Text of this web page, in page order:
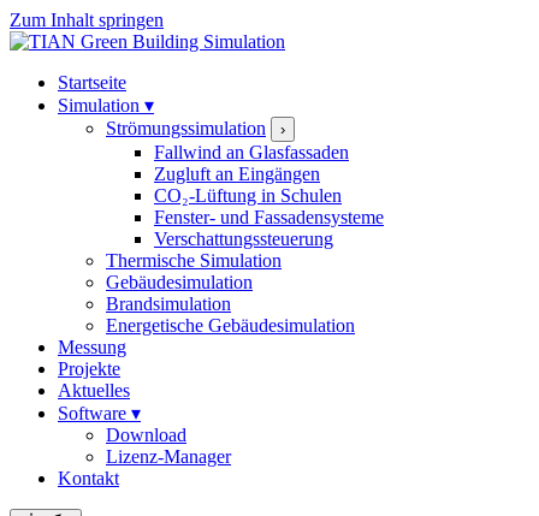
Zum Inhalt springen
Startseite
Simulation ▾
Strömungssimulation
›
Fallwind an Glasfassaden
Zugluft an Eingängen
CO₂-Lüftung in Schulen
Fenster- und Fassadensysteme
Verschattungssteuerung
Thermische Simulation
Gebäudesimulation
Brandsimulation
Energetische Gebäudesimulation
Messung
Projekte
Aktuelles
Software ▾
Download
Lizenz-Manager
Kontakt